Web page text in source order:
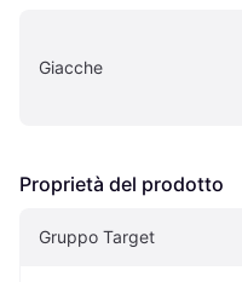
Giacche
Proprietà del prodotto
Gruppo Target